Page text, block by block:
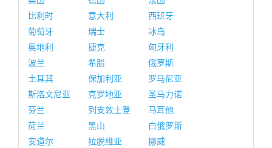
比利时
意大利
西班牙
葡萄牙
瑞士
冰岛
奥地利
捷克
匈牙利
波兰
希腊
俄罗斯
土耳其
保加利亚
罗马尼亚
斯洛文尼亚
克罗地亚
圣马力诺
芬兰
列支敦士登
马耳他
荷兰
黑山
白俄罗斯
安道尔
拉脱维亚
挪威